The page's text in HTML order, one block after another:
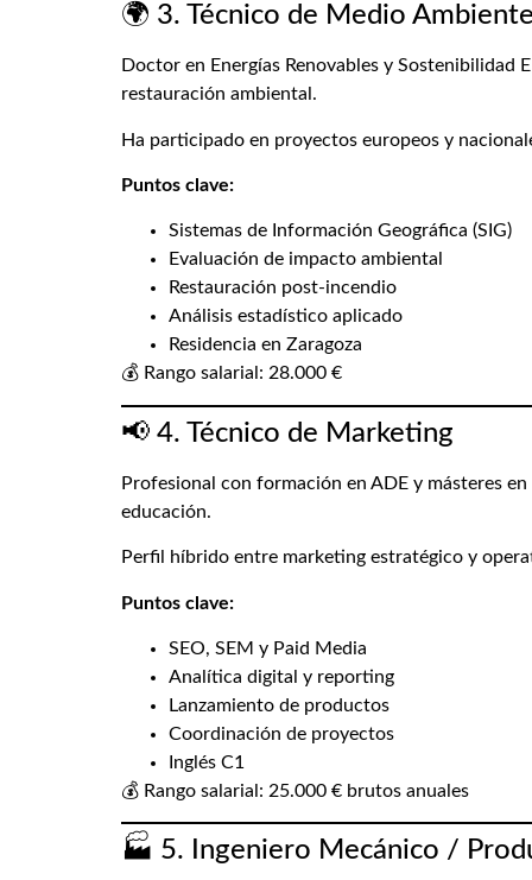
🌍 3. Técnico de Medio
Doctor en Energías Renovables y Sostenibilidad
restauración ambiental.
Ha participado en proyectos europeos y
Puntos clave:
Sistemas de Información Geográfica (SIG)
Evaluación de impacto ambiental
Restauración post-incendio
Análisis estadístico aplicado
Residencia en Zaragoza
💰 Rango salarial: 28.000 €
📢 4. Técnico de Marketing
Profesional con formación en ADE y másteres
educación.
Perfil híbrido entre marketing estratégico y
Puntos clave:
SEO, SEM y Paid Media
Analítica digital y reporting
Lanzamiento de productos
Coordinación de proyectos
Inglés C1
💰 Rango salarial: 25.000 € brutos anuales
🏭 5. Ingeniero Mecánico /